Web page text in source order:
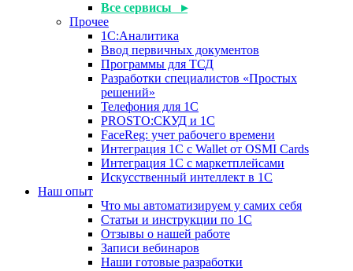
Все сервисы ▸
Прочее
1С:Аналитика
Ввод первичных документов
Программы для ТСД
Разработки специалистов «Простых
решений»
Телефония для 1С
PROSTO:СКУД и 1С
FaceReg: учет рабочего времени
Интеграция 1С с Wallet от OSMI Cards
Интеграция 1С с маркетплейсами
Искусственный интеллект в 1С
Наш опыт
Что мы автоматизируем у самих себя
Статьи и инструкции по 1С
Отзывы о нашей работе
Записи вебинаров
Наши готовые разработки